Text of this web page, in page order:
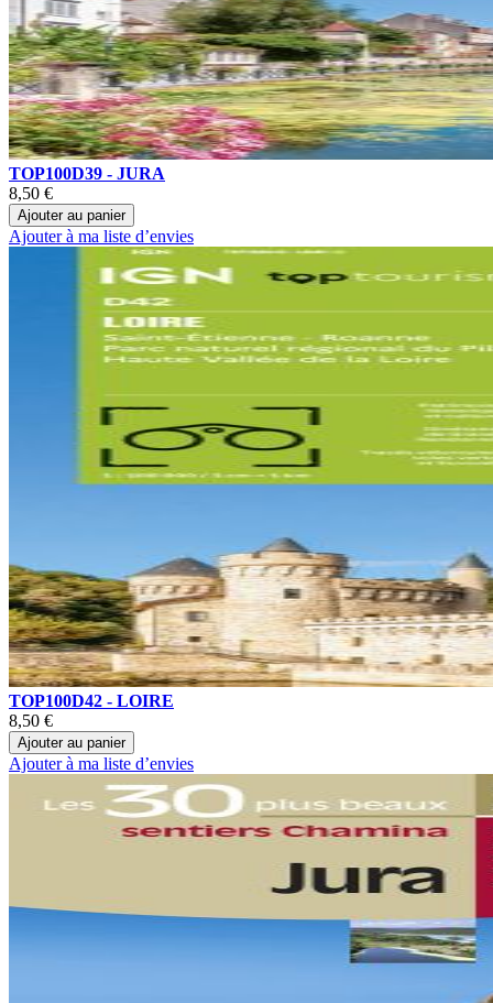
TOP100D39 - JURA
8,50 €
Ajouter au panier
Ajouter à ma liste d’envies
TOP100D42 - LOIRE
8,50 €
Ajouter au panier
Ajouter à ma liste d’envies